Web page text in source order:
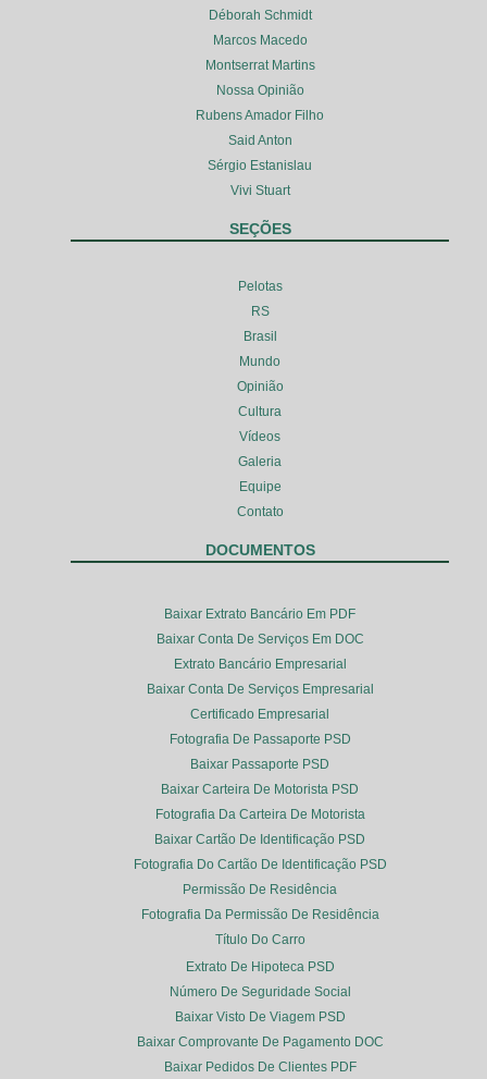
Déborah Schmidt
Marcos Macedo
Montserrat Martins
Nossa Opinião
Rubens Amador Filho
Said Anton
Sérgio Estanislau
Vivi Stuart
SEÇÕES
Pelotas
RS
Brasil
Mundo
Opinião
Cultura
Vídeos
Galeria
Equipe
Contato
DOCUMENTOS
Baixar Extrato Bancário Em PDF
Baixar Conta De Serviços Em DOC
Extrato Bancário Empresarial
Baixar Conta De Serviços Empresarial
Certificado Empresarial
Fotografia De Passaporte PSD
Baixar Passaporte PSD
Baixar Carteira De Motorista PSD
Fotografia Da Carteira De Motorista
Baixar Cartão De Identificação PSD
Fotografia Do Cartão De Identificação PSD
Permissão De Residência
Fotografia Da Permissão De Residência
Título Do Carro
Extrato De Hipoteca PSD
Número De Seguridade Social
Baixar Visto De Viagem PSD
Baixar Comprovante De Pagamento DOC
Baixar Pedidos De Clientes PDF